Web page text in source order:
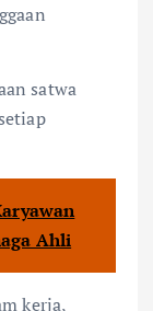
satwa
Ahli
kerja,